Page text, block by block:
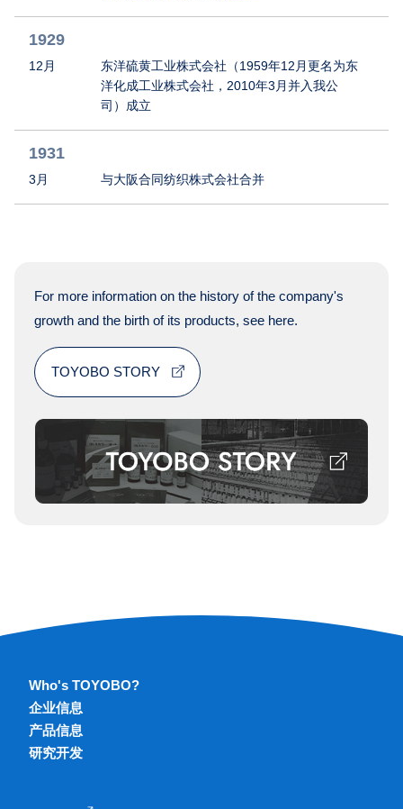
1929
12月
东洋硫黄工业株式会社（1959年12月更名为东
洋化成工业株式会社，2010年3月并入我公
司）成立
1931
3月 与大阪合同纺织株式会社合并
For more information on the history of the company's
growth and the birth of its products, see here.
TOYOBO STORY
Who's TOYOBO?
企业信息
产品信息
研究开发